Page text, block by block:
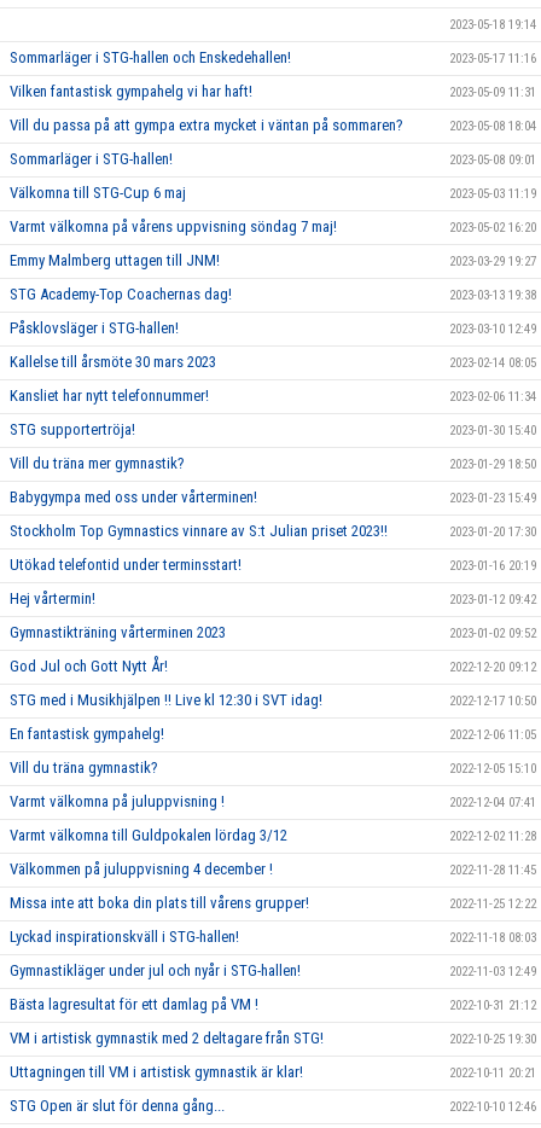
2023-05-18 19:14
Sommarläger i STG-hallen och Enskedehallen! 2023-05-17 11:16
Vilken fantastisk gympahelg vi har haft! 2023-05-09 11:31
Vill du passa på att gympa extra mycket i väntan på sommaren? 2023-05-08 18:04
Sommarläger i STG-hallen! 2023-05-08 09:01
Välkomna till STG-Cup 6 maj 2023-05-03 11:19
Varmt välkomna på vårens uppvisning söndag 7 maj! 2023-05-02 16:20
Emmy Malmberg uttagen till JNM! 2023-03-29 19:27
STG Academy-Top Coachernas dag! 2023-03-13 19:38
Påsklovsläger i STG-hallen! 2023-03-10 12:49
Kallelse till årsmöte 30 mars 2023 2023-02-14 08:05
Kansliet har nytt telefonnummer! 2023-02-06 11:34
STG supportertröja! 2023-01-30 15:40
Vill du träna mer gymnastik? 2023-01-29 18:50
Babygympa med oss under vårterminen! 2023-01-23 15:49
Stockholm Top Gymnastics vinnare av S:t Julian priset 2023!! 2023-01-20 17:30
Utökad telefontid under terminsstart! 2023-01-16 20:19
Hej vårtermin! 2023-01-12 09:42
Gymnastikträning vårterminen 2023 2023-01-02 09:52
God Jul och Gott Nytt År! 2022-12-20 09:12
STG med i Musikhjälpen !! Live kl 12:30 i SVT idag! 2022-12-17 10:50
En fantastisk gympahelg! 2022-12-06 11:05
Vill du träna gymnastik? 2022-12-05 15:10
Varmt välkomna på juluppvisning ! 2022-12-04 07:41
Varmt välkomna till Guldpokalen lördag 3/12 2022-12-02 11:28
Välkommen på juluppvisning 4 december ! 2022-11-28 11:45
Missa inte att boka din plats till vårens grupper! 2022-11-25 12:22
Lyckad inspirationskväll i STG-hallen! 2022-11-18 08:03
Gymnastikläger under jul och nyår i STG-hallen! 2022-11-03 12:49
Bästa lagresultat för ett damlag på VM ! 2022-10-31 21:12
VM i artistisk gymnastik med 2 deltagare från STG! 2022-10-25 19:30
Uttagningen till VM i artistisk gymnastik är klar! 2022-10-11 20:21
STG Open är slut för denna gång... 2022-10-10 12:46